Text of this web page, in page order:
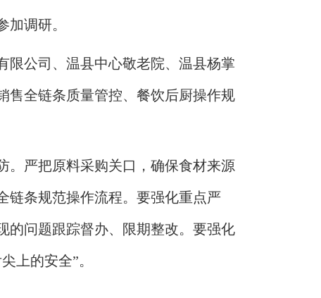
调研。
限公司、温县中心敬老院、温县杨掌
售全链条质量管控、餐饮后厨操作规
。严把原料采购关口，确保食材来源
链条规范操作流程。要强化重点严
的问题跟踪督办、限期整改。要强化
上的安全”。